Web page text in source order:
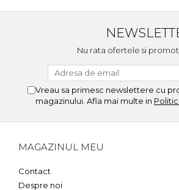
Nu rata ofertele si
Vreau sa primesc newslettere cu
magazinului. Afla mai multe in
MAGAZINUL MEU
Contact
Despre noi